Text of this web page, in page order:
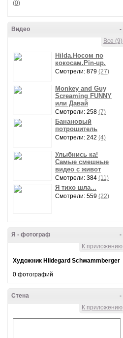
(0)
-
Видео
Все (9)
Hilda.Носом по
кокосам.Pin-up.
Смотрели: 879 (27)
Monkey and Guy
Screaming FUNNY
или Давай
Смотрели: 258 (7)
Банановый
потрошитель
Смотрели: 242 (4)
Улыбнись ка!
Самые смешные
видео с живот
Смотрели: 384 (11)
Я тихо шла...
Смотрели: 559 (22)
-
Я - фотограф
К приложению
Художник Hildegard Schwammberger
0 фотографий
-
Стена
К приложению